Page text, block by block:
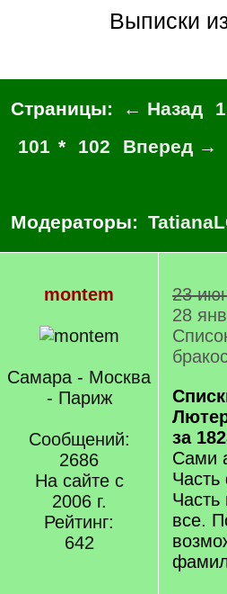
Выписки
Страницы: ← Назад 1
101 * 102 Вперед →
Модераторы:
montem
Самара - Москва
- Париж
Сообщений:
2686
На сайте с
2006 г.
Рейтинг:
642
23
28
за
Сами
все.